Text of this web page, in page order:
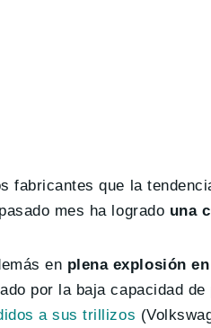
fabricantes que la
mes ha logrado una
en plena explosión
por la baja capacidad
a sus trillizos